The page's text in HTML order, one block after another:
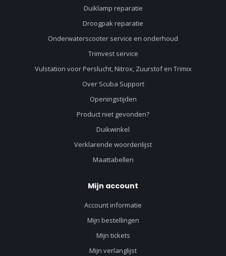
Duiklamp reparatie
Droogpak reparatie
Onderwaterscooter service en onderhoud
Trimvest service
Vulstation voor Perslucht, Nitrox, Zuurstof en Trimix
Over Scuba Support
Openingstijden
Product niet gevonden?
Duikwinkel
Verklarende woordenlijst
Maattabellen
Mijn account
Account informatie
Mijn bestellingen
Mijn tickets
Mijn verlanglijst